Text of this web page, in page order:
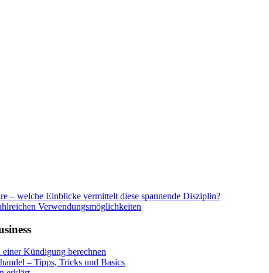
– welche Einblicke vermittelt diese spannende Disziplin?
Verwendungsmöglichkeiten
Kündigung berechnen
– Tipps, Tricks und Basics